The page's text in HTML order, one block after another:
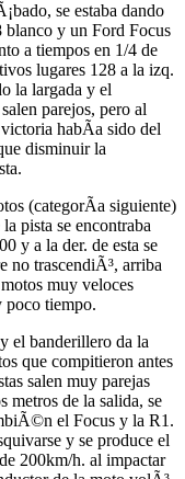
se estaba dando
blanco y un Ford Focus
a tiempos en 1/4 de
lugares 128 a la izq.
la largada y el
parejos, pero al
habÃ­a sido del
disminuir la
(categorÃ­a siguiente)
pista se encontraba
y a la der. de esta se
no trascendiÃ³, arriba
muy veloces
poco tiempo.
el banderillero da la
que compitieron antes
salen muy parejas
metros de la salida, se
el Focus y la R1.
y se produce el
200km/h. al impactar